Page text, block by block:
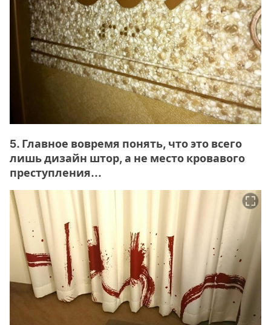
5. Главное вовремя понять, что это всего
лишь дизайн штор, а не место кровавого
преступления...